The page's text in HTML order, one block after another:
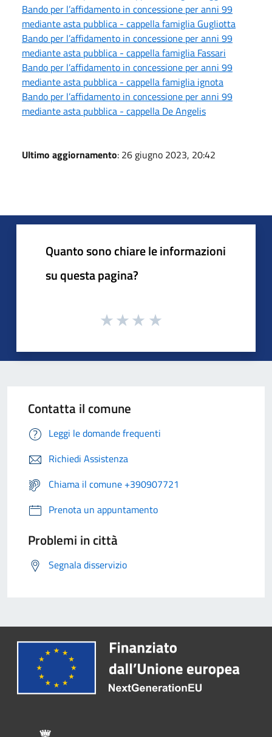
Bando per l’affidamento in concessione per anni 99
mediante asta pubblica - cappella famiglia Gugliotta
Bando per l’affidamento in concessione per anni 99
mediante asta pubblica - cappella famiglia Fassari
Bando per l’affidamento in concessione per anni 99
mediante asta pubblica - cappella famiglia ignota
Bando per l’affidamento in concessione per anni 99
mediante asta pubblica - cappella De Angelis
Ultimo aggiornamento: 26 giugno 2023, 20:42
Quanto sono chiare le informazioni
su questa pagina?
Contatta il comune
Leggi le domande frequenti
Richiedi Assistenza
Chiama il comune +390907721
Prenota un appuntamento
Problemi in città
Segnala disservizio